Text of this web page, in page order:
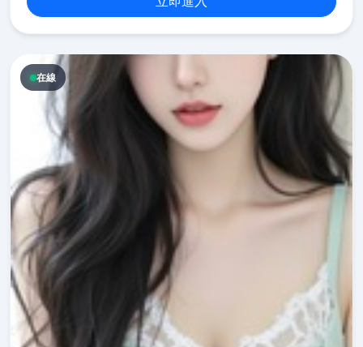
在線